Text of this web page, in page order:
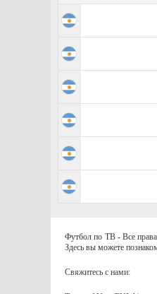
Футбол по ТВ - Все
Здесь вы можете
Свяжитесь с нами: